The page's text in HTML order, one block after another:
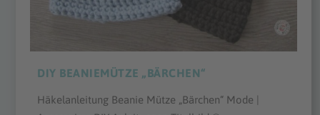
DIY BEANIEMÜTZE „BÄRCHEN“
Häkelanleitung Beanie Mütze „Bärchen“ Mode |